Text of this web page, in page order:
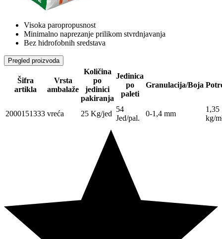
Visoka paropropusnost
Minimalno naprezanje prilikom stvrdnjavanja
Bez hidrofobnih sredstava
Pregled proizvoda
Šifra
artikla
Vrsta
ambalaže
Količina
po
jedinici
pakiranja
Jedinica
po
paleti
Granulacija/Boja
2000151333 vreća 25 Kg/jed
54
Jed/pal.
0-1,4 mm
1,35
kg/